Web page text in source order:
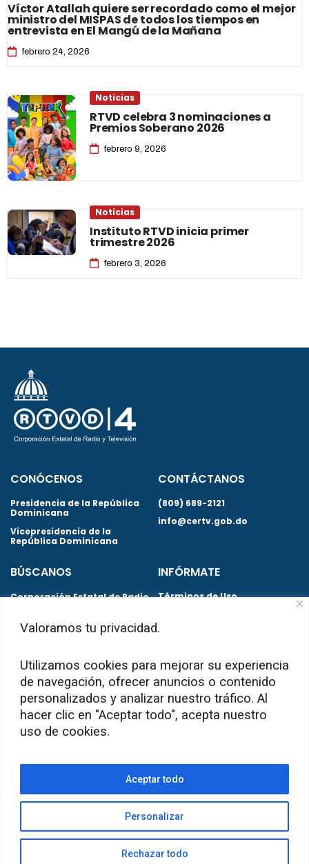
Valoramos tu privacidad.
Utilizamos cookies para mejorar su experiencia
de navegación, ofrecer anuncios o contenido
personalizados y analizar nuestro tráfico. Al
hacer clic en "Aceptar todo", acepta nuestro
uso de cookies.
Personalizar
Rechazar todo
Aceptar todo
Víctor Atallah quiere ser recordado como el mejor
ministro del MISPAS de todos los tiempos en
entrevista en El Mangú de la Mañana
febrero 24, 2026
Noticias
RTVD celebra 3 nominaciones a
Premios Soberano 2026
febrero 9, 2026
Noticias
Instituto RTVD inicia primer
trimestre 2026
febrero 3, 2026
CONÓCENOS
Presidencia de la República
Dominicana
Vicepresidencia de la
República Dominicana
CONTÁCTANOS
(809) 689-2121
info@certv.gob.do
BÚSCANOS
Corporación Estatal de Radio
Dominicana
INFÓRMATE
Términos de Uso
Preguntas Frecuentes
Certificaciones obtenidas
reservados
SÍGUENOS